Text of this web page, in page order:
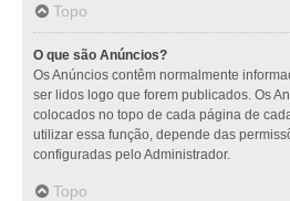
Topo
O que são Anúncios?
Os Anúncios contêm normalmente
ser lidos logo que forem publicados. Os
colocados no topo de cada página de
utilizar essa função, depende das
configuradas pelo Administrador.
Topo